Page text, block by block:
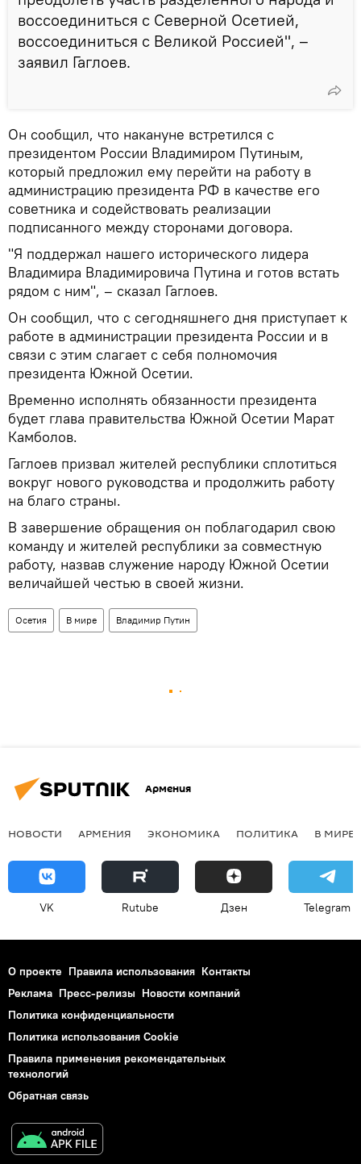
воссоединиться с Северной Осетией,
воссоединиться с Великой Россией", –
заявил Гаглоев.
Он сообщил, что накануне встретился с
президентом России Владимиром Путиным,
который предложил ему перейти на работу в
администрацию президента РФ в качестве его
советника и содействовать реализации
подписанного между сторонами договора.
"Я поддержал нашего исторического лидера
Владимира Владимировича Путина и готов встать
рядом с ним", – сказал Гаглоев.
Он сообщил, что с сегодняшнего дня приступает к
работе в администрации президента России и в
связи с этим слагает с себя полномочия
президента Южной Осетии.
Временно исполнять обязанности президента
будет глава правительства Южной Осетии Марат
Камболов.
Гаглоев призвал жителей республики сплотиться
вокруг нового руководства и продолжить работу
на благо страны.
В завершение обращения он поблагодарил свою
команду и жителей республики за совместную
работу, назвав служение народу Южной Осетии
величайшей честью в своей жизни.
Осетия В мире Владимир Путин
Армения
НОВОСТИ АРМЕНИЯ ЭКОНОМИКА ПОЛИТИКА В МИРЕ
VK Rutube Дзен Telegram
О проекте Правила использования Контакты
Реклама Пресс-релизы Новости компаний
Политика конфиденциальности
Политика использования Cookie
Правила применения рекомендательных
технологий
Обратная связь